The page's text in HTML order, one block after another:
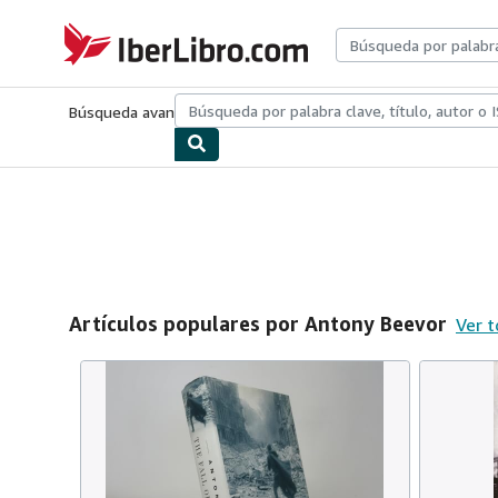
IberLibro.com
Búsqueda avanzadaColecciones Libros antiguosArte y
Artículos populares por Antony Beevor Ver